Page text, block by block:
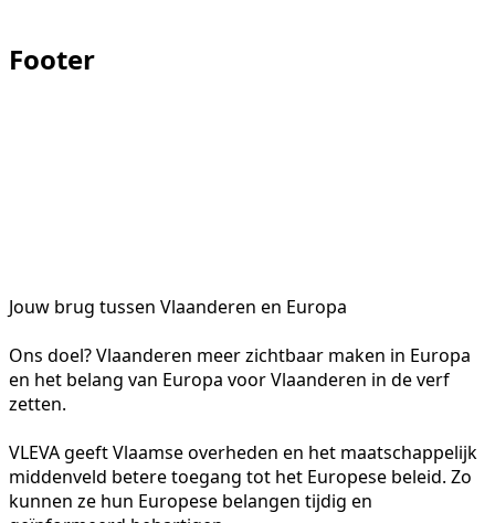
Footer
Jouw brug tussen Vlaanderen en Europa
Ons doel? Vlaanderen meer zichtbaar maken in Europa
en het belang van Europa voor Vlaanderen in de verf
zetten.
VLEVA geeft Vlaamse overheden en het maatschappelijk
middenveld betere toegang tot het Europese beleid. Zo
kunnen ze hun Europese belangen tijdig en